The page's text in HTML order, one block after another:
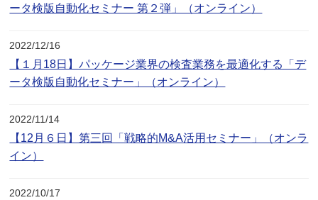
ータ検版自動化セミナー 第２弾」（オンライン）
2022/12/16
【１月18日】パッケージ業界の検査業務を最適化する「デ
ータ検版自動化セミナー」（オンライン）
2022/11/14
【12月６日】第三回「戦略的M&A活用セミナー」（オンラ
イン）
2022/10/17